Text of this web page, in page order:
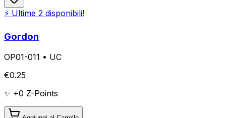
⚡ Ultime 2 disponibili!
Gordon
OP01-011 • UC
€0.25
✨ +0 Z-Points